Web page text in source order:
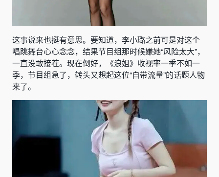
这事说来也挺有意思。要知道，李小璐之前可是对这个
唱跳舞台心心念念，结果节目组那时候嫌她“风险太大”，
一直没敢接茬。现在倒好，《浪姐》收视率一季不如一
季，节目组急了，转头又想起这位“自带流量”的话题人物
来了。